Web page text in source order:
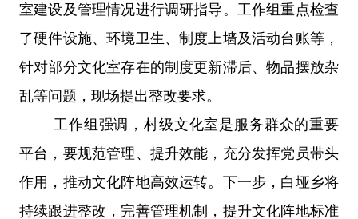
室建设及管理情况进行调研指导。工作组重点检查
了硬件设施、环境卫生、制度上墙及活动台账等，
针对部分文化室存在的制度更新滞后、物品摆放杂
乱等问题，现场提出整改要求。
工作组强调，村级文化室是服务群众的重要
平台，要规范管理、提升效能，充分发挥党员带头
作用，推动文化阵地高效运转。下一步，白垭乡将
持续跟进整改，完善管理机制，提升文化阵地标准